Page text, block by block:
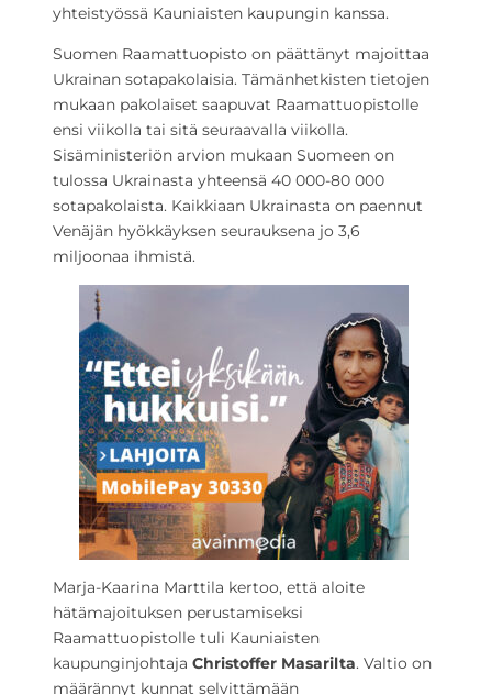
yhteistyössä Kauniaisten kaupungin kanssa.
Suomen Raamattuopisto on päättänyt majoittaa
Ukrainan sotapakolaisia. Tämänhetkisten tietojen
mukaan pakolaiset saapuvat Raamattuopistolle
ensi viikolla tai sitä seuraavalla viikolla.
Sisäministeriön arvion mukaan Suomeen on
tulossa Ukrainasta yhteensä 40 000-80 000
sotapakolaista. Kaikkiaan Ukrainasta on paennut
Venäjän hyökkäyksen seurauksena jo 3,6
miljoonaa ihmistä.
Marja-Kaarina Marttila kertoo, että aloite
hätämajoituksen perustamiseksi
Raamattuopistolle tuli Kauniaisten
kaupunginjohtaja Christoffer Masarilta. Valtio on
määrännyt kunnat selvittämään